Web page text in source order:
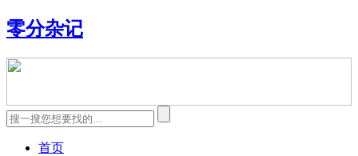
零分杂记
首页